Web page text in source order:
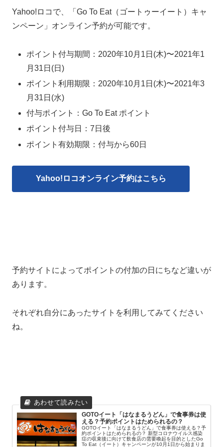
Yahoo!ロコで、「Go To Eat（ゴートゥーイート）キャ
ンペーン」オンライン予約が可能です。
ポイント付与期間：2020年10月1日(木)〜2021年1
月31日(日)
ポイント利用期限：2020年10月1日(木)〜2021年3
月31日(水)
付与ポイント：Go To Eat ポイント
ポイント付与日：7日後
ポイント有効期限：付与から60日
Yahoo!ロコオンライン予約はこちら
予約サイトによってポイントの付加の日にちなど違いが
あります。
それぞれ自分にあったサイトを利用してみてください
ね。
GOTOイート「はなまるうどん」で食事券は使
える？予約ポイントはためられるの？
GOTOイート「はなまるうどん」で食事券は使える？予
約ポイントはためられるの？ 新型コロナウイルス感染
症の収束後に向けて飲食店の需要喚起を目的としたGo
To Eat（イート）キャンペーンが10月1日から始まりま